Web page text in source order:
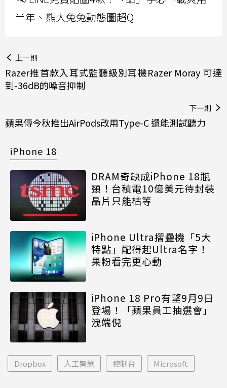
半年、熊大兔兔動態圖超Q
上一則
Razer推首款入耳式監聽級別耳機Razer Moray 可達
到-36dB的噪音抑制
下一則
蘋果傳今秋推出AirPods改用Type-C 還能測試聽力
iPhone 18
DRAM奇缺成iPhone 18瓶
頸！台積電10億美元待封裝
晶片只能枯等
iPhone Ultra摺疊機「5大
特點」配得起Ultra名字！
果粉看完更心動
iPhone 18 Pro有望9月9日
登場！「蘋果員工抽選會」
洩端倪
Dropbox 人工智慧 控制台 Microsoft